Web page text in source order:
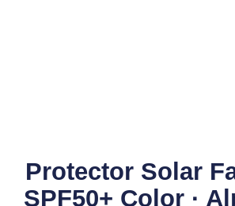
Protector Solar
SPF50+ Color ·